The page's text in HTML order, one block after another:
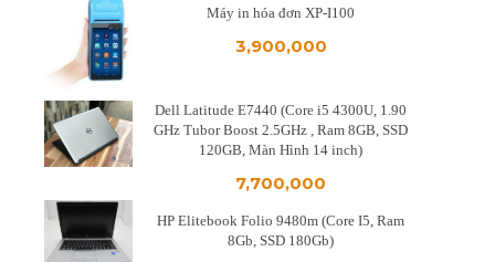
Máy in hóa đơn XP-I100
3,900,000
Dell Latitude E7440 (Core i5 4300U, 1.90
GHz Tubor Boost 2.5GHz , Ram 8GB, SSD
120GB, Màn Hình 14 inch)
7,700,000
HP Elitebook Folio 9480m (Core I5, Ram
8Gb, SSD 180Gb)